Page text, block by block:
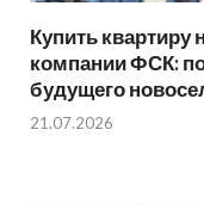
Купить
компании ФСК:
будущего
21.07.2026